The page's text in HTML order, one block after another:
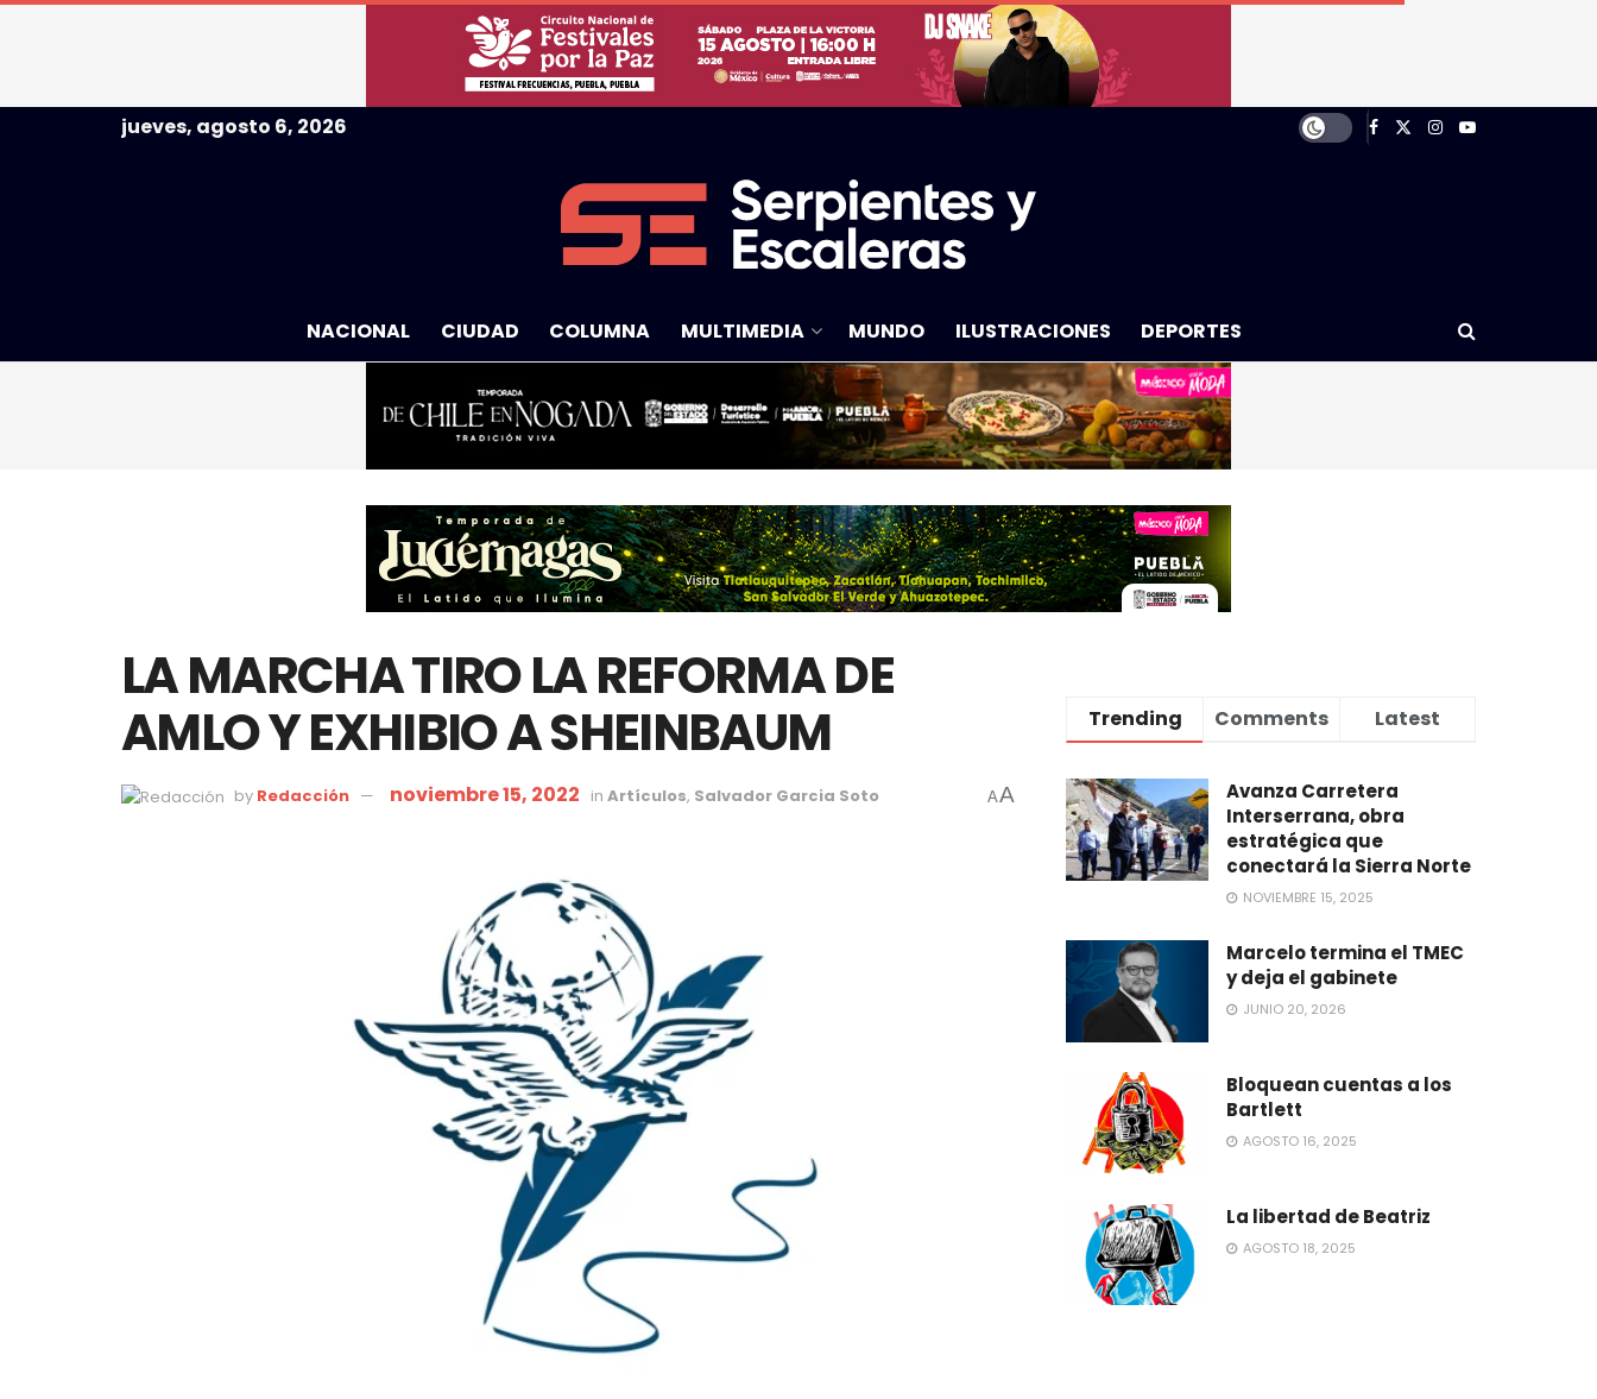
jueves, agosto 6, 2026
NACIONAL CIUDAD COLUMNA MULTIMEDIA MUNDO ILUSTRACIONES DEPORTES
LA MARCHA TIRO LA REFORMA DE
AMLO Y EXHIBIO A SHEINBAUM
by Redacción noviembre 15, 2022 in Artículos, Salvador Garcia Soto AA
Trending Comments Latest
Avanza Carretera
Interserrana, obra
estratégica que
conectará la Sierra Norte
NOVIEMBRE 15, 2025
Marcelo termina el TMEC
y deja el gabinete
JUNIO 20, 2026
Bloquean cuentas a los
Bartlett
AGOSTO 16, 2025
La libertad de Beatriz
AGOSTO 18, 2025